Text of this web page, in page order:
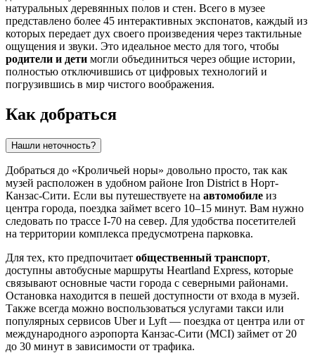
натуральных деревянных полов и стен. Всего в музее
представлено более 45 интерактивных экспонатов, каждый из
которых передает дух своего произведения через тактильные
ощущения и звуки. Это идеальное место для того, чтобы
родители и дети могли объединиться через общие истории,
полностью отключившись от цифровых технологий и
погрузившись в мир чистого воображения.
Как добраться
Нашли неточность?
Добраться до «Кроличьей норы» довольно просто, так как
музей расположен в удобном районе Iron District в Норт-
Канзас-Сити. Если вы путешествуете на автомобиле из
центра города, поездка займет всего 10–15 минут. Вам нужно
следовать по трассе I-70 на север. Для удобства посетителей
на территории комплекса предусмотрена парковка.
Для тех, кто предпочитает общественный транспорт,
доступны автобусные маршруты Heartland Express, которые
связывают основные части города с северными районами.
Остановка находится в пешей доступности от входа в музей.
Также всегда можно воспользоваться услугами такси или
популярных сервисов Uber и Lyft — поездка от центра или от
международного аэропорта Канзас-Сити (MCI) займет от 20
до 30 минут в зависимости от трафика.